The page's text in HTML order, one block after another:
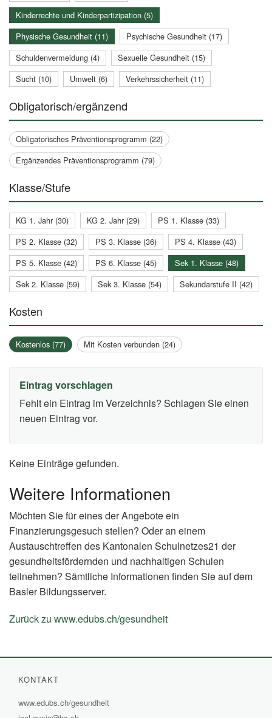
Keine Einträge gefunden.
Weitere Informationen
Möchten Sie für eines der Angebote ein
Finanzierungsgesuch stellen? Oder an einem
Austauschtreffen des Kantonalen Schulnetzes21 der
gesundheitsfördernden und nachhaltigen Schulen
teilnehmen? Sämtliche Informationen finden Sie auf dem
Basler Bildungsserver.
Zurück zu www.edubs.ch/gesundheit
Kinderrechte und Kinderpartizipation (5)
Physische Gesundheit (11)
Psychische Gesundheit (17)
Schuldenvermeidung (4)
Sexuelle Gesundheit (15)
Sucht (10)
Umwelt (6) Verkehrssicherheit (11)
Obligatorisch/ergänzend
Obligatorisches Präventionsprogramm (22)
Ergänzendes Präventionsprogramm (79)
Klasse/Stufe
KG 1. Jahr (30) KG 2. Jahr (29)
PS 1. Klasse (33)
PS 2. Klasse (32)
PS 3. Klasse (36)
PS 4. Klasse (43)
PS 5. Klasse (42)
PS 6. Klasse (45)
Sek 1. Klasse (48)
Sek 2. Klasse (59)
Sek 3. Klasse (54) Sekundarstufe II (42)
Kosten
Kostenlos (77) Mit Kosten verbunden (24)
Eintrag vorschlagen
Fehlt ein Eintrag im Verzeichnis? Schlagen Sie einen
neuen Eintrag vor.
KONTAKT
www.edubs.ch/gesundheit